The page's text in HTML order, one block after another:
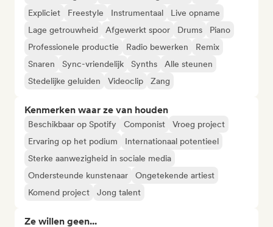
Expliciet
Freestyle Instrumentaal
Live opname
Lage getrouwheid
Afgewerkt spoor Drums
Piano
Professionele productie
Radio bewerken
Remix
Snaren
Sync-vriendelijk Synths
Alle steunen
Stedelijke geluiden
Videoclip Zang
Kenmerken waar ze van houden
Beschikbaar op Spotify Componist
Vroeg project
Ervaring op het podium
Internationaal potentieel
Sterke aanwezigheid in sociale media
Ondersteunde kunstenaar
Ongetekende artiest
Komend project
Jong talent
Ze willen geen...